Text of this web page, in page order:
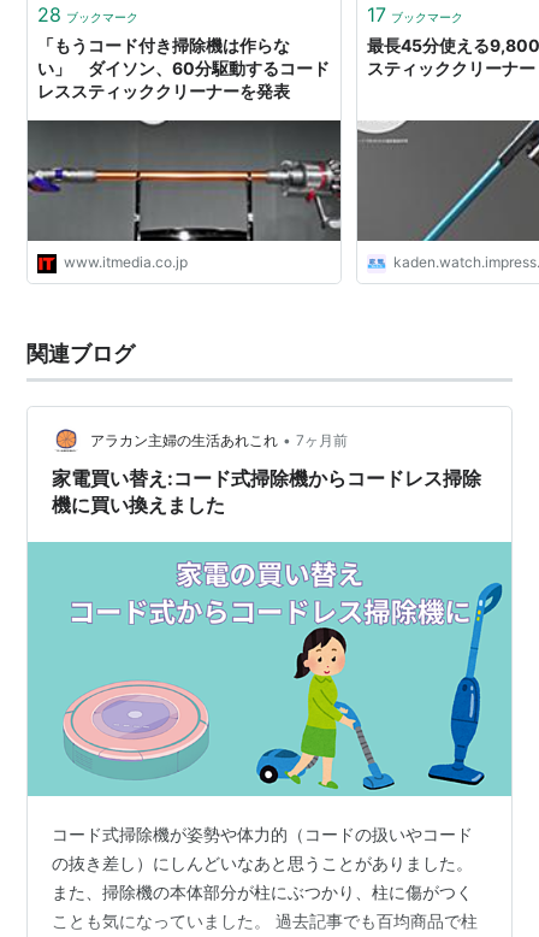
28 ブックマーク
「もうコード付き掃除機は作らな
い」 ダイソン、60分駆動するコード
レススティッククリーナーを発表
www.itmedia.co.jp
17 ブックマーク
最長45分使える
スティッククリーナ
関連ブログ
アラカン主婦の生活あれこれ • 7ヶ月前
家電買い替え:コード式掃除機からコードレス掃除
機に買い換えました
コード式掃除機が姿勢や体力的（コードの扱いやコード
の抜き差し）にしんどいなあと思うことがありました。
また、掃除機の本体部分が柱にぶつかり、柱に傷がつく
ことも気になっていました。 過去記事でも百均商品で柱